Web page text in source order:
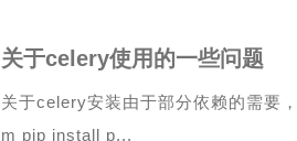
关于celery使用的一些问题
关于celery安装由于部分依赖的需要
m pip install p...